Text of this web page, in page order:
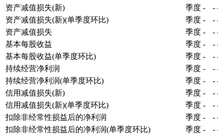
资产减值损失(新)
季度 - -
资产减值损失(新)(单季度环比)
季度 - -
资产减值损失
季度 - -
基本每股收益
季度 - -
基本每股收益(单季度环比)
季度 - -
持续经营净利润
季度 - -
持续经营净利润(单季度环比)
季度 - -
信用减值损失(新)
季度 - -
信用减值损失(新)(单季度环比)
季度 - -
扣除非经常性损益后的净利润
季度 - -
扣除非经常性损益后的净利润(单季度环比)
季度 - -